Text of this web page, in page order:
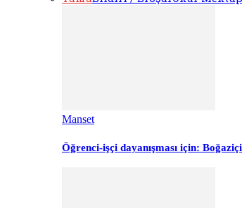
Manset
Öğrenci-işçi dayanışması için: